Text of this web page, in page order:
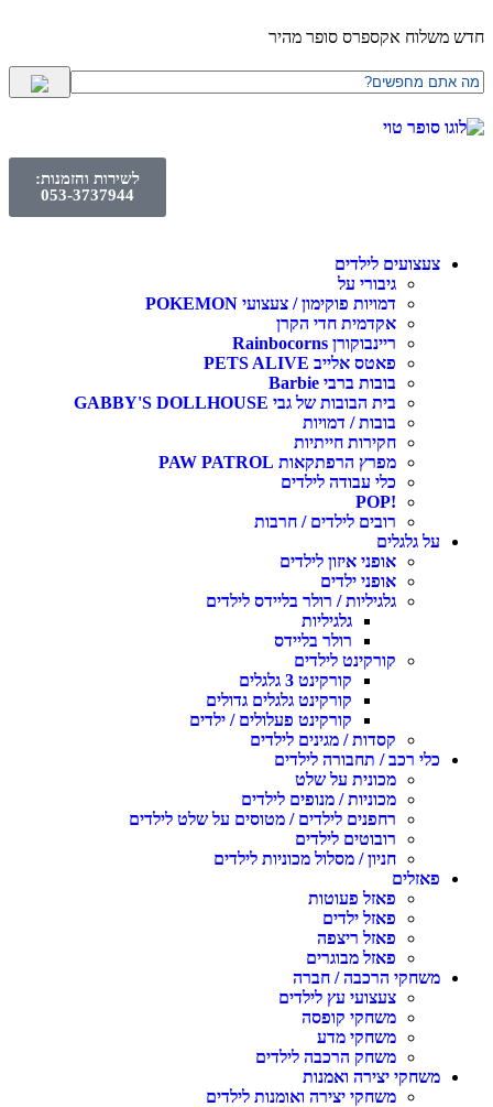
חדש משלוח אקספרס סופר מהיר
לשירות והזמנות:
053-3737944
צעצועים לילדים
גיבורי על
דמויות פוקימון / צעצועי POKEMON
אקדמית חדי הקרן
ריינבוקורן Rainbocorns
פאטס אלייב PETS ALIVE
בובות ברבי Barbie
בית הבובות של גבי GABBY'S DOLLHOUSE
בובות / דמויות
חקירות חייתיות
מפרץ הרפתקאות PAW PATROL
כלי עבודה לילדים
!POP
רובים לילדים / חרבות
על גלגלים
אופני איזון לילדים
אופני ילדים
גלגיליות / רולר בליידס לילדים
גלגיליות
רולר בליידס
קורקינט לילדים
קורקינט 3 גלגלים
קורקינט גלגלים גדולים
קורקינט פעלולים / ילדים
קסדות / מגינים לילדים
כלי רכב / תחבורה לילדים
מכונית על שלט
מכוניות / מנופים לילדים
רחפנים לילדים / מטוסים על שלט לילדים
רובוטים לילדים
חניון / מסלול מכוניות לילדים
פאזלים
פאזל פעוטות
פאזל ילדים
פאזל ריצפה
פאזל מבוגרים
משחקי הרכבה / חברה
צעצועי עץ לילדים
משחקי קופסה
משחקי מדע
משחק הרכבה לילדים
משחקי יצירה ואמנות
משחקי יצירה ואומנות לילדים